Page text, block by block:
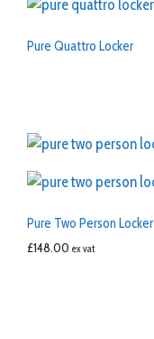
Pure Quattro Locker
Pure Two Person Locker
£148.00 ex vat